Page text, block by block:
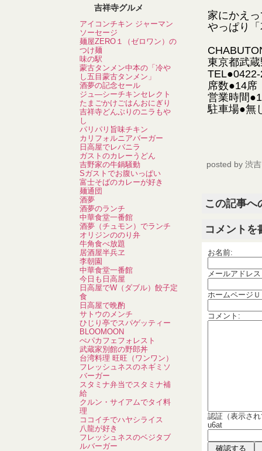
吉祥寺グルメ
アイコンチキン ジャーマン
ソーセージ
麺屋ZERO１（ゼロワン）の
つけ麺
味の駅
蒙古タンメン中本の「冷や
し五目蒙古タンメン」
酒夢の記念セール
ジュ―シーチキンセレクト
たまごかけごはんおにぎり
吉祥寺どんぶりのニラもや
し
パリパリ旨味チキン
カリフォルニアバーガー
日高屋でレバニラ
ガストのカレーうどん
吉野家の牛鍋騒動
Sガストでお腹いっぱい
富士そばのカレーが好き
麺通団
酒夢
酒夢のランチ
中華食堂一番館
酒夢（チュモン）でランチ
オリジンののり弁
牛角食べ放題
居酒屋半兵ヱ
李朝園
中華食堂一番館
今日も日高屋
日高屋でW（ダブル）餃子定
食
日高屋で晩酌
サトウのメンチ
ひじり亭でスパゲッティー
BLOOMOON
ぺパカフェフォレスト
武蔵家別館の野郎丼
台湾料理 旺旺（ワンワン）
フレッシュネスのネギミソ
バーガー
スタミナ弁当でスタミナ補
給
クルン・サイアムでタイ料
理
ココイチでハヤシライス
八龍が好き
フレッシュネスのベジタブ
ルバーガー
家にかえ
やっぱり
東京都武
席数●14席
営業時間
駐車場●無
posted by 渋吉
この記事へ
コメントを
お名前:
メールアドレ
ホームページ
コメント:
認証（表示さ
u6at